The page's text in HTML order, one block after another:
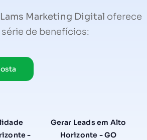
Lams Marketing Digital oferece
série de benefícios:
-
Gerar Leads em Alto
Horizonte - GO